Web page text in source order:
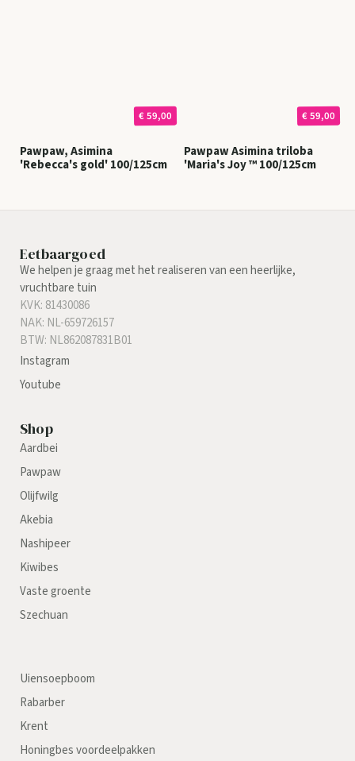
€ 59,00
Pawpaw, Asimina
'Rebecca's gold' 100/125cm
€ 59,00
Pawpaw Asimina triloba
'Maria's Joy ™ 100/125cm
Eetbaargoed
We helpen je graag met het realiseren van een heerlijke,
vruchtbare tuin
KVK: 81430086
NAK: NL-659726157
BTW: NL862087831B01
Instagram
Youtube
Shop
Aardbei
Pawpaw
Olijfwilg
Akebia
Nashipeer
Kiwibes
Vaste groente
Szechuan
Uiensoepboom
Rabarber
Krent
Honingbes voordeelpakken